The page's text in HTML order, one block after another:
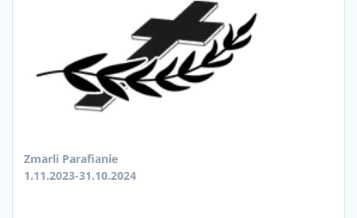
Zmarli Parafianie
1.11.2023-31.10.2024